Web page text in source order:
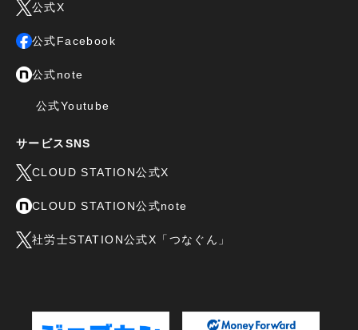
公式X
公式Facebook
公式note
公式Youtube
サービスSNS
CLOUD STATION公式X
CLOUD STATION公式note
社労士STATION公式X「つなぐん」